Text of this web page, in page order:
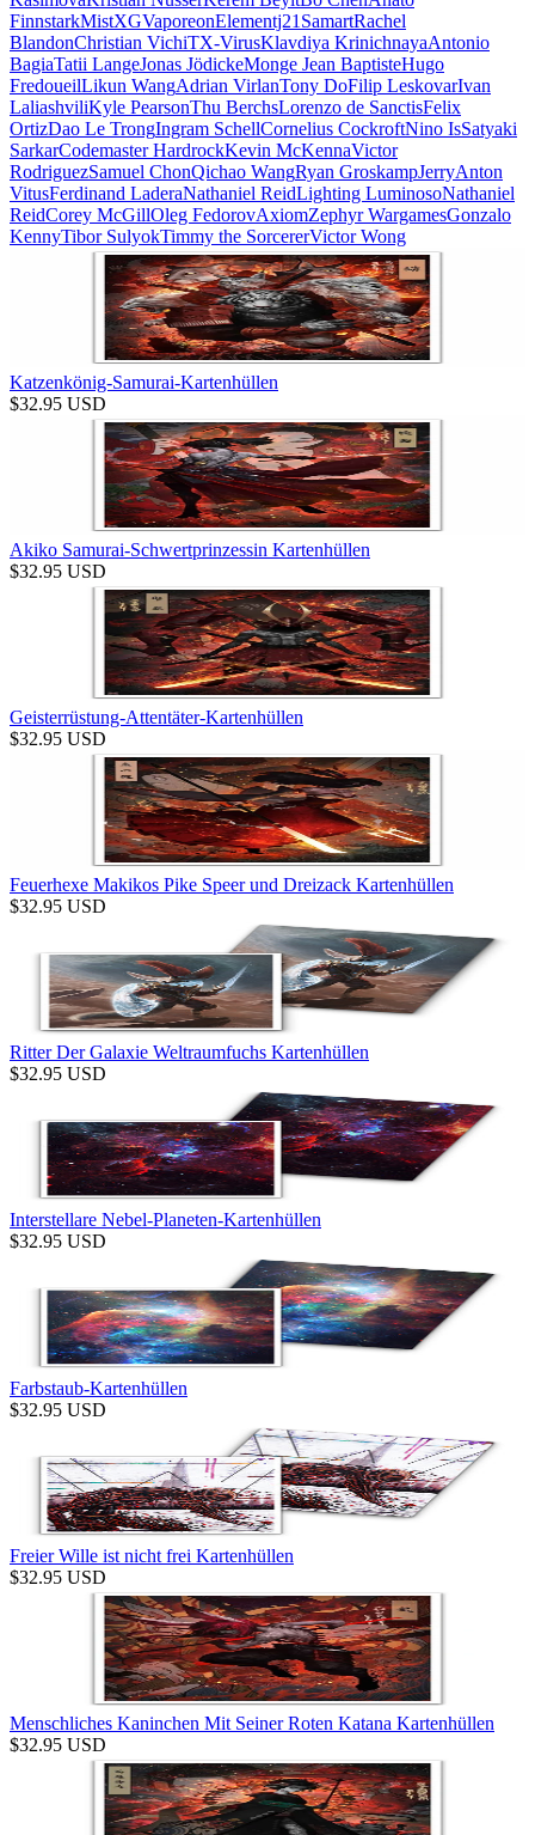
FinnstarkMistXGVaporeonElementj21 SamartRachel
BlandonChristian VichiTX-VirusKlavdiya KrinichnayaAntonio
BagiaTatii LangeJonas JödickeMonge Jean BaptisteHugo
FredoueilLikun WangAdrian VirlanTony DoFilip LeskovarIvan
LaliashviliKyle PearsonThu BerchsLorenzo de SanctisFelix
OrtizDao Le TrongIngram SchellCornelius CockroftNino IsSatyaki
SarkarCodemaster HardrockKevin McKennaVictor
RodriguezSamuel ChonQichao WangRyan GroskampJerryAnton
VitusFerdinand LaderaNathaniel ReidLighting LuminosoNathaniel
ReidCorey McGillOleg FedorovAxiomZephyr WargamesGonzalo
KennyTibor SulyokTimmy the SorcererVictor Wong
Katzenkönig-Samurai-Kartenhüllen
$32.95 USD
Akiko Samurai-Schwertprinzessin Kartenhüllen
$32.95 USD
Geisterrüstung-Attentäter-Kartenhüllen
$32.95 USD
Feuerhexe Makikos Pike Speer und Dreizack Kartenhüllen
$32.95 USD
Ritter Der Galaxie Weltraumfuchs Kartenhüllen
$32.95 USD
Interstellare Nebel-Planeten-Kartenhüllen
$32.95 USD
Farbstaub-Kartenhüllen
$32.95 USD
Freier Wille ist nicht frei Kartenhüllen
$32.95 USD
Menschliches Kaninchen Mit Seiner Roten Katana Kartenhüllen
$32.95 USD